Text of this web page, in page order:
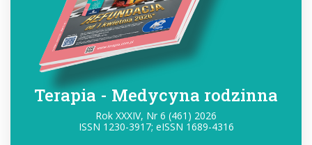
Terapia - Medycyna rodzinna
Rok XXXIV, Nr 6 (461) 2026
ISSN 1230-3917; eISSN 1689-4316